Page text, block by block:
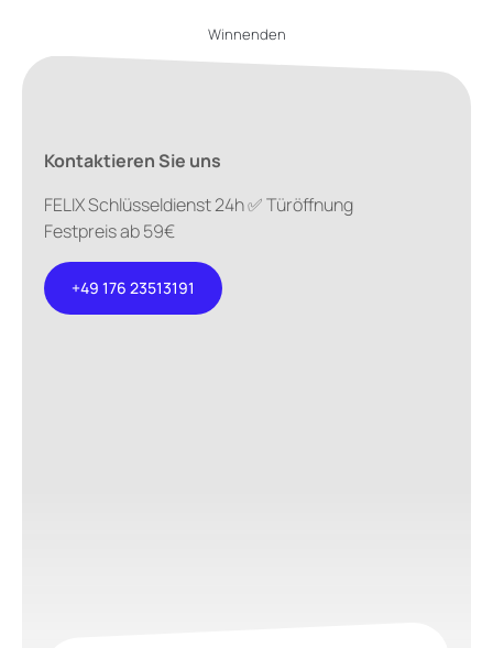
Winnenden
Kontaktieren Sie uns
FELIX Schlüsseldienst 24h ✅ Türöffnung
Festpreis ab 59€
+49 176 23513191